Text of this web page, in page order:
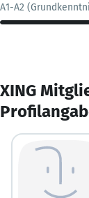
A1-A2
XING